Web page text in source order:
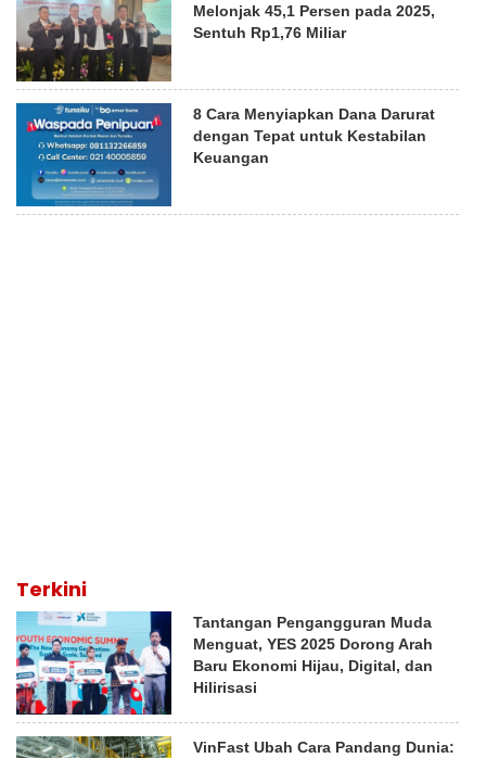
Melonjak 45,1 Persen pada 2025,
Sentuh Rp1,76 Miliar
8 Cara Menyiapkan Dana Darurat
dengan Tepat untuk Kestabilan
Keuangan
Terkini
Tantangan Pengangguran Muda
Menguat, YES 2025 Dorong Arah
Baru Ekonomi Hijau, Digital, dan
Hilirisasi
VinFast Ubah Cara Pandang Dunia: